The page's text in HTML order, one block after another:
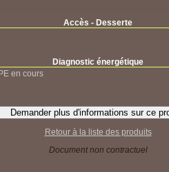
Accès - Desserte
Diagnostic énergétique
en cours
Retour à la liste des produits
Document non contractuel